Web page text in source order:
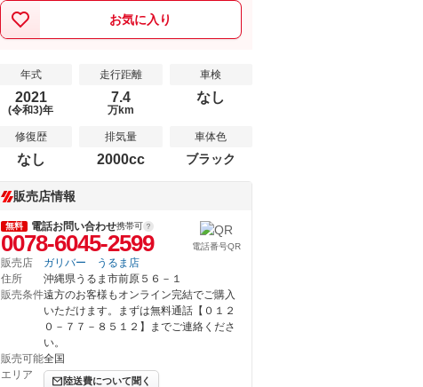
お気に入り
年式
2021
(令和3)年
走行距離
7.4
万km
車検
なし
修復歴
なし
排気量
2000cc
車体色
ブラック
販売店情報
無料 電話お問い合わせ携帯可
0078-6045-2599 電話番号QR
販売店
ガリバー うるま店
住所
沖縄県うるま市前原５６－１
販売条件遠方のお客様もオンライン完結でご購入
いただけます。まずは無料通話【０１２
０－７７－８５１２】までご連絡くださ
い。
販売可能
エリア
全国
陸送費について聞く